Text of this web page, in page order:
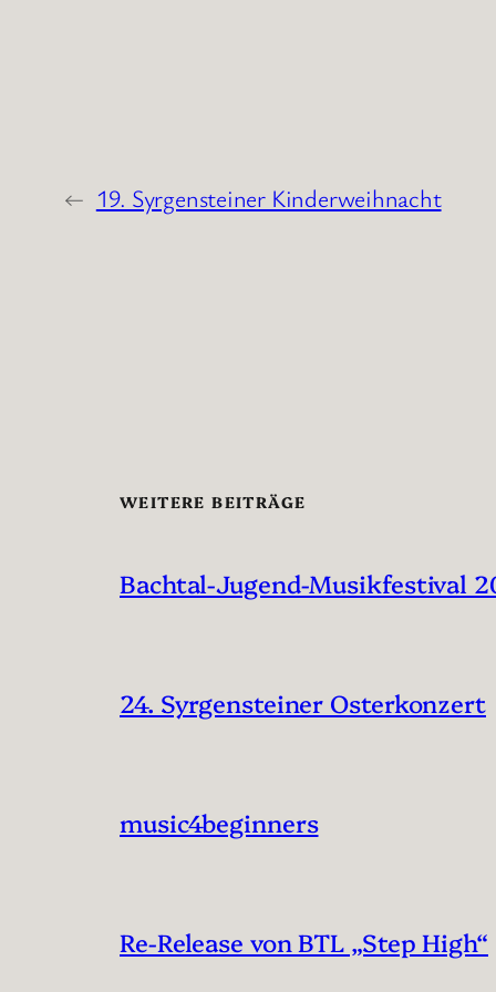
← 19. Syrgensteiner Kinderweihnacht
WEITERE BEITRÄGE
Bachtal-Jugend-Musikfestival
24. Syrgensteiner Osterkonzert
music4beginners
Re-Release von BTL „Step High“